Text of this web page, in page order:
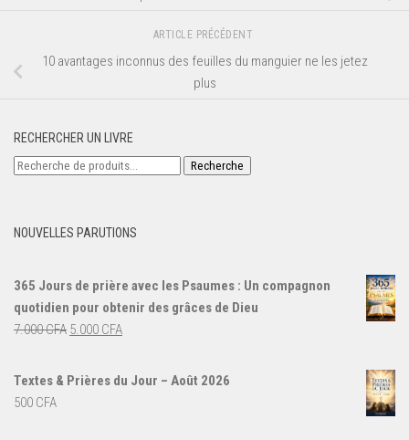
ARTICLE PRÉCÉDENT
10 avantages inconnus des feuilles du manguier ne les jetez
plus
RECHERCHER UN LIVRE
Recherche
Recherche
NOUVELLES PARUTIONS
365 Jours de prière avec les Psaumes : Un compagnon
quotidien pour obtenir des grâces de Dieu
7.000CFA Le
initial
5.000 CFALe
actuel
Textes & Prières du Jour – Août 2026
500 CFA